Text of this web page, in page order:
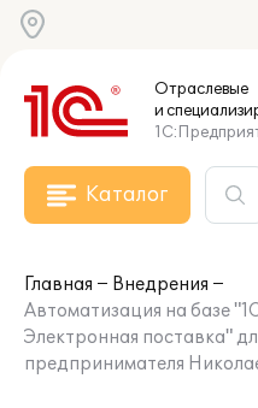
Отраслевые
и
Каталог
Главная
Внедрения
Автоматизация на базе
Электронная поставка"
предпринимателя